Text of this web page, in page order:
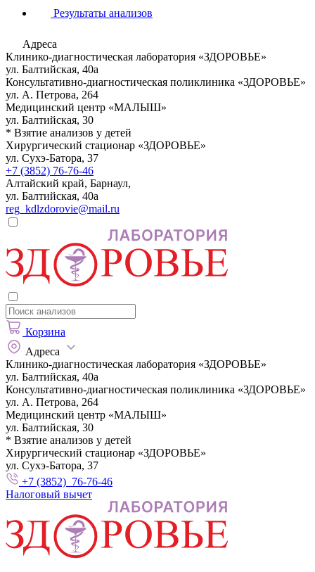
Результаты анализов
Адреса
Клинико-диагностическая лаборатория «ЗДОРОВЬЕ»
ул. Балтийская, 40а
Консультативно-диагностическая поликлиника «ЗДОРОВЬЕ»
ул. А. Петрова, 264
Медицинский центр «МАЛЫШ»
ул. Балтийская, 30
* Взятие анализов у детей
Хирургический стационар «ЗДОРОВЬЕ»
ул. Сухэ-Батора, 37
+7 (3852) 76-76-46
Алтайский край, Барнаул,
ул. Балтийская, 40а
reg_kdlzdorovie@mail.ru
Корзина
Адреса
Клинико-диагностическая лаборатория «ЗДОРОВЬЕ»
ул. Балтийская, 40а
Консультативно-диагностическая поликлиника «ЗДОРОВЬЕ»
ул. А. Петрова, 264
Медицинский центр «МАЛЫШ»
ул. Балтийская, 30
* Взятие анализов у детей
Хирургический стационар «ЗДОРОВЬЕ»
ул. Сухэ-Батора, 37
+7 (3852) 76-76-46
Налоговый вычет